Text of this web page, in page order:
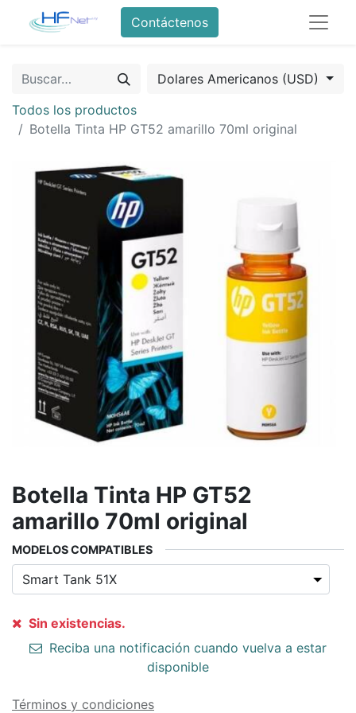
Contáctenos
Dolares Americanos (USD)
Todos los productos
Botella Tinta HP GT52 amarillo 70ml original
Botella Tinta HP GT52
amarillo 70ml original
MODELOS COMPATIBLES
Sin existencias.
Reciba una notificación cuando vuelva a estar
disponible
Términos y condiciones